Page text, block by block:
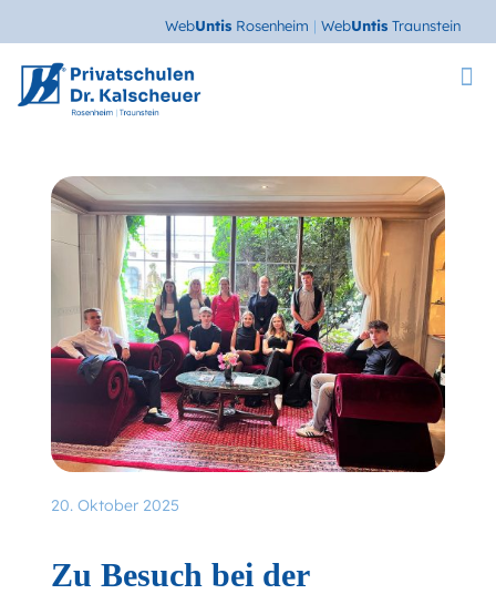
WebUntis Rosenheim | WebUntis Traunstein
20. Oktober 2025
Zu Besuch bei der